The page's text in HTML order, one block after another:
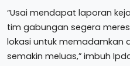
“Usai mendapat laporan
tim gabungan segera
lokasi untuk memadamkan
semakin meluas,” imbuh